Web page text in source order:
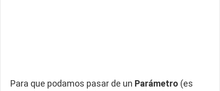
Para que podamos pasar de un Parámetro (es